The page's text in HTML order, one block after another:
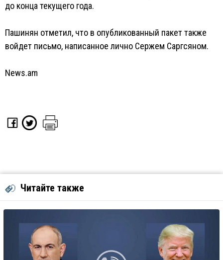
до конца текущего года.
Пашинян отметил, что в опубликованный пакет также
войдет письмо, написанное лично Сержем Саргсяном.
News.am
Читайте также